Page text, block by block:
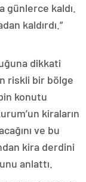
günlerce kaldı.
kaldırdı.”
dikkati
riskli bir bölge
konutu
kiraların
ve bu
kira derdini
anlattı.